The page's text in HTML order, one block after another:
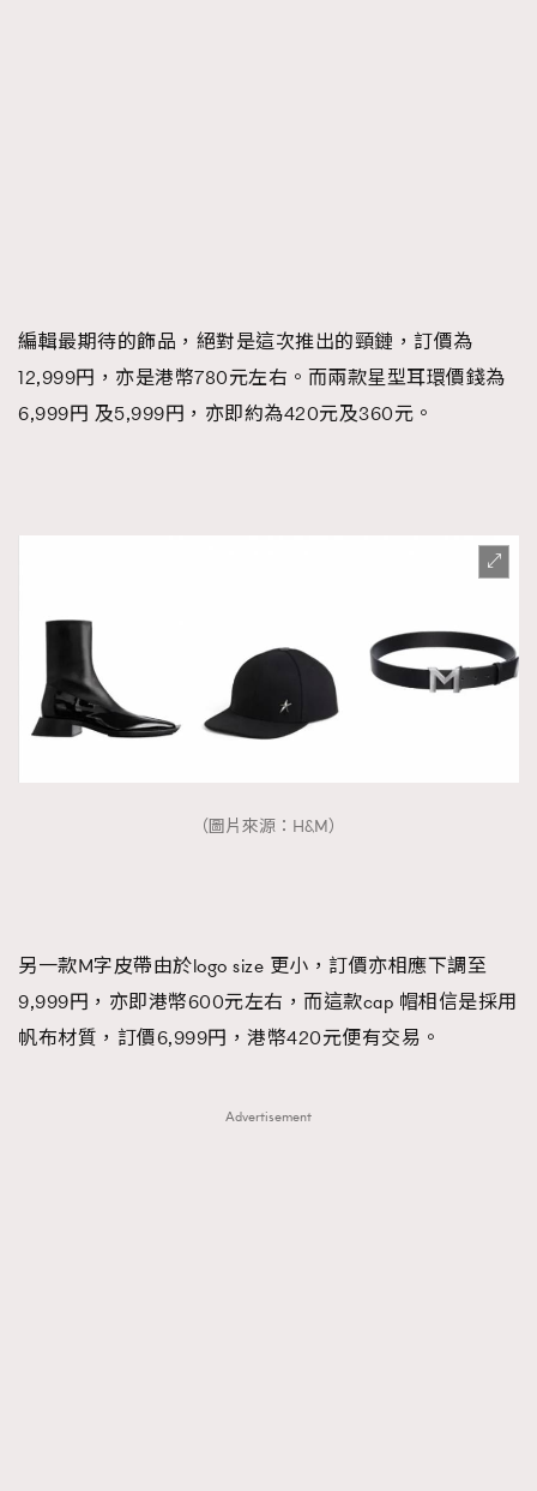
編輯最期待的飾品，絕對是這次推出的頸鏈，訂價為
12,999円，亦是港幣780元左右。而兩款星型耳環價錢為
6,999円 及5,999円，亦即約為420元及360元。
（圖片來源：H&M）
另一款M字皮帶由於logo size 更小，訂價亦相應下調至
9,999円，亦即港幣600元左右，而這款cap 帽相信是採用
帆布材質，訂價6,999円，港幣420元便有交易。
Advertisement